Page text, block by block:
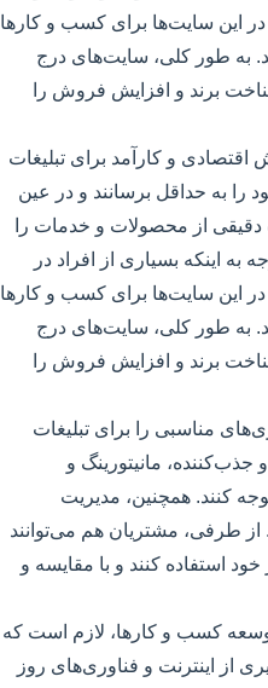
این سایت‌ها برای کسب و کارها
به طور کلی، سایت‌های درج
برند و افزایش فروش را
و کارآمد برای تبلیغات
را به حداقل برسانند و در عین
دقیقی از محصولات و خدمات را
به اینکه بسیاری از افراد در
این سایت‌ها برای کسب و کارها
به طور کلی، سایت‌های درج
برند و افزایش فروش را
مناسبی را برای تبلیغات
جذب‌کننده، مانیتورینگ و
کنند. همچنین، مدیریت
از طرفی، مشتریان هم می‌توانند
استفاده کنند و با مقایسه و
کسب و کارها، لازم است که
از اینترنت و فناوری‌های روز